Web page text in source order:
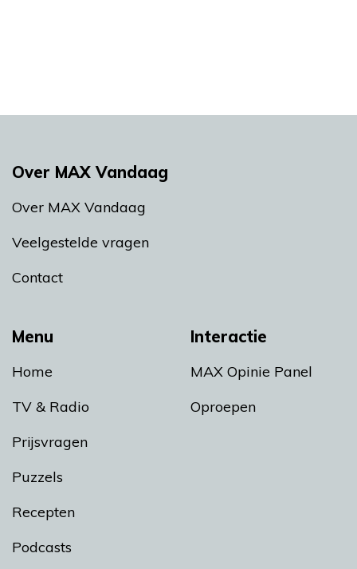
Menu
Home
TV & Radio
Prijsvragen
Puzzels
Recepten
Podcasts
Interactie
MAX Opinie Panel
Oproepen
Over MAX Vandaag
Over MAX Vandaag
Veelgestelde vragen
Contact